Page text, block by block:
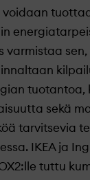
varmistaa
tuotantoa,
sekä
tarvitsevia
IKEA ja
tuttu